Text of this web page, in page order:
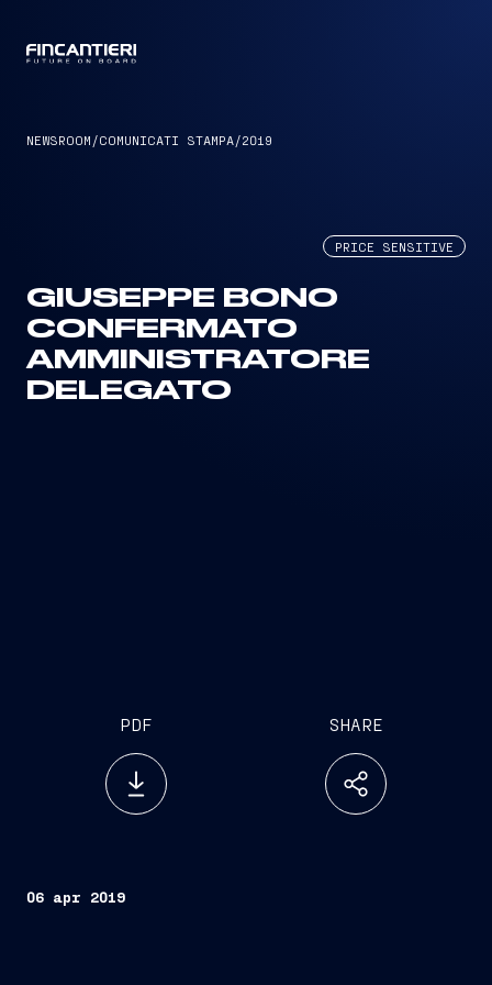
NEWSROOM /COMUNICATI STAMPA/2019
PRICE SENSITIVE
GIUSEPPE BONO
CONFERMATO
AMMINISTRATORE
DELEGATO
PDF SHARE
06 apr 2019